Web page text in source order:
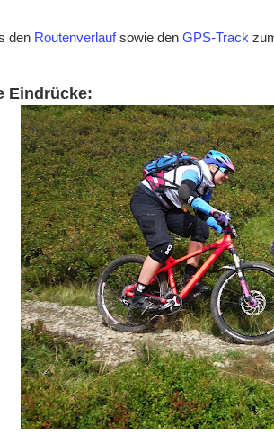
den Routenverlaufsowie den GPS-Track
Eindrücke: